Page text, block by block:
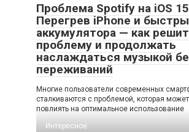
Проблема Spotify на iOS
Перегрев iPhone и
аккумулятора — как
проблему и продолжать
наслаждаться музыкой
переживаний
Многие пользователи современных
сталкиваются с проблемой, которая
повлиять на оптимальное использование
Интересное